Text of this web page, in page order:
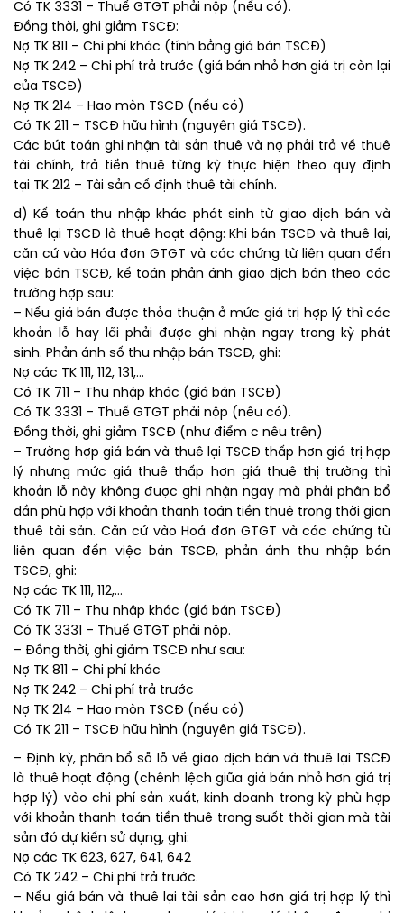
Có TK 3331 – Thuế GTGT phải nộp (nếu có).
Đồng thời, ghi giảm TSCĐ:
Nợ TK 811 – Chi phí khác (tính bằng giá bán TSCĐ)
Nợ TK 242 – Chi phí trả trước (giá bán nhỏ hơn giá trị còn lại
của TSCĐ)
Nợ TK 214 – Hao mòn TSCĐ (nếu có)
Có TK 211 – TSCĐ hữu hình (nguyên giá TSCĐ).
Các bút toán ghi nhận tài sản thuê và nợ phải trả về thuê
tài chính, trả tiền thuê từng kỳ thực hiện theo quy định
tại TK 212 – Tài sản cố định thuê tài chính.
d) Kế toán thu nhập khác phát sinh từ giao dịch bán và
thuê lại TSCĐ là thuê hoạt động: Khi bán TSCĐ và thuê lại,
căn cứ vào Hóa đơn GTGT và các chứng từ liên quan đến
việc bán TSCĐ, kế toán phản ánh giao dịch bán theo các
trường hợp sau:
– Nếu giá bán được thỏa thuận ở mức giá trị hợp lý thì các
khoản lỗ hay lãi phải được ghi nhận ngay trong kỳ phát
sinh. Phản ánh số thu nhập bán TSCĐ, ghi:
Nợ các TK 111, 112, 131,…
Có TK 711 – Thu nhập khác (giá bán TSCĐ)
Có TK 3331 – Thuế GTGT phải nộp (nếu có).
Đồng thời, ghi giảm TSCĐ (như điểm c nêu trên)
– Trường hợp giá bán và thuê lại TSCĐ thấp hơn giá trị hợp
lý nhưng mức giá thuê thấp hơn giá thuê thị trường thì
khoản lỗ này không được ghi nhận ngay mà phải phân bổ
dần phù hợp với khoản thanh toán tiền thuê trong thời gian
thuê tài sản. Căn cứ vào Hoá đơn GTGT và các chứng từ
liên quan đến việc bán TSCĐ, phản ánh thu nhập bán
TSCĐ, ghi:
Nợ các TK 111, 112,…
Có TK 711 – Thu nhập khác (giá bán TSCĐ)
Có TK 3331 – Thuế GTGT phải nộp.
– Đồng thời, ghi giảm TSCĐ như sau:
Nợ TK 811 – Chi phí khác
Nợ TK 242 – Chi phí trả trước
Nợ TK 214 – Hao mòn TSCĐ (nếu có)
Có TK 211 – TSCĐ hữu hình (nguyên giá TSCĐ).
– Định kỳ, phân bổ sỗ lỗ về giao dịch bán và thuê lại TSCĐ
là thuê hoạt động (chênh lệch giữa giá bán nhỏ hơn giá trị
hợp lý) vào chi phí sản xuất, kinh doanh trong kỳ phù hợp
với khoản thanh toán tiền thuê trong suốt thời gian mà tài
sản đó dự kiến sử dụng, ghi:
Nợ các TK 623, 627, 641, 642
Có TK 242 – Chi phí trả trước.
– Nếu giá bán và thuê lại tài sản cao hơn giá trị hợp lý thì